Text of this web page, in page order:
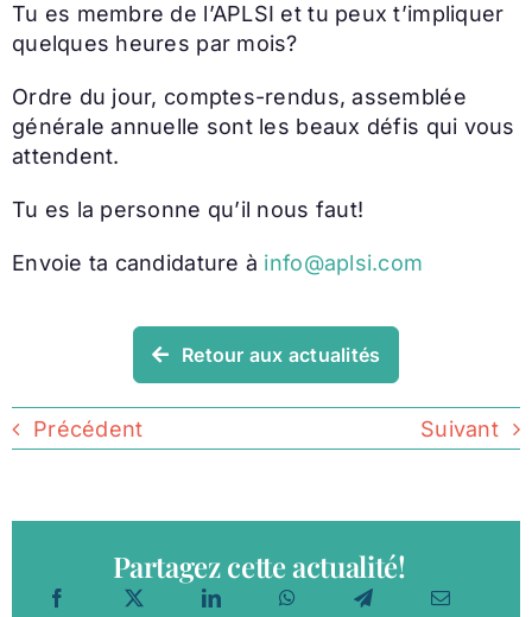
Tu es membre de l’APLSI et tu peux t’impliquer
quelques heures par mois?
Ordre du jour, comptes-rendus, assemblée
générale annuelle sont les beaux défis qui vous
attendent.
Tu es la personne qu’il nous faut!
Envoie ta candidature à info@aplsi.com
Retour aux actualités
Précédent Suivant
Partagez cette actualité!